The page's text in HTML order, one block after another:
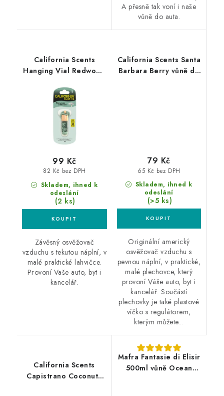
A přesně tak voní i naše
vůně do auta.
California Scents
Hanging Vial Redwood
Skladem, ihned k
odeslání
(2 ks)
82 Kč bez DPH
99 Kč
Závěsný osvěžovač
vzduchu s tekutou náplní, v
malé praktické lahvičce.
Provoní Vaše auto, byt i
kancelář.
California Scents Santa
Barbara Berry vůně do
Skladem, ihned k
odeslání
(>5 ks)
65 Kč bez DPH
79 Kč
Originální americký
osvěžovač vzduchu s
pevnou náplní, v praktické,
malé plechovce, který
provoní Váše auto, byt i
kancelář. Součástí
plechovky je také plastové
víčko s regulátorem,
kterým můžete...
California Scents
Capistrano Coconuts
Mafra Fantasie di Elisir
500ml vůně Ocean